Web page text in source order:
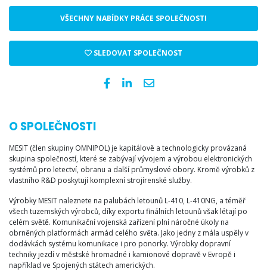
VŠECHNY NABÍDKY PRÁCE SPOLEČNOSTI
SLEDOVAT SPOLEČNOST
O SPOLEČNOSTI
MESIT (člen skupiny OMNIPOL) je kapitálově a technologicky provázaná
skupina společností, které se zabývají vývojem a výrobou elektronických
systémů pro letectví, obranu a další průmyslové obory. Kromě výrobků z
vlastního R&D poskytují komplexní strojírenské služby.
Výrobky MESIT naleznete na palubách letounů L-410, L-410NG, a téměř
všech tuzemských výrobců, díky exportu finálních letounů však létají po
celém světě. Komunikační vojenská zařízení plní náročné úkoly na
obrněných platformách armád celého světa. Jako jedny z mála uspěly v
dodávkách systému komunikace i pro ponorky. Výrobky dopravní
techniky jezdí v městské hromadné i kamionové dopravě v Evropě i
například ve Spojených státech amerických.